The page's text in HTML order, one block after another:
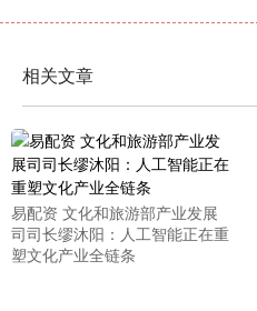
相关文章
易配资 文化和旅游部产业发展
司司长缪沐阳：人工智能正在重
塑文化产业全链条